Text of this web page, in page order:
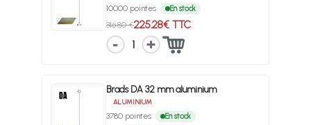
10000 pointes En stock
316.80 €225.28€ TTC
1
Brads DA 32 mm aluminium
ALUMINIUM
3780 pointes En stock